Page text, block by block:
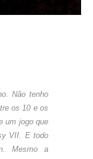
Não tenho
os 10 e os
um jogo que
VII. E todo
Mesmo a